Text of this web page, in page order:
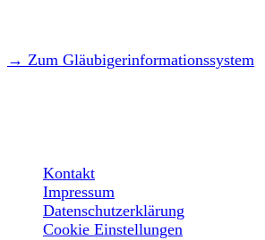
→ Zum Gläubigerinformationssystem
Kontakt
Impressum
Datenschutzerklärung
Cookie Einstellungen